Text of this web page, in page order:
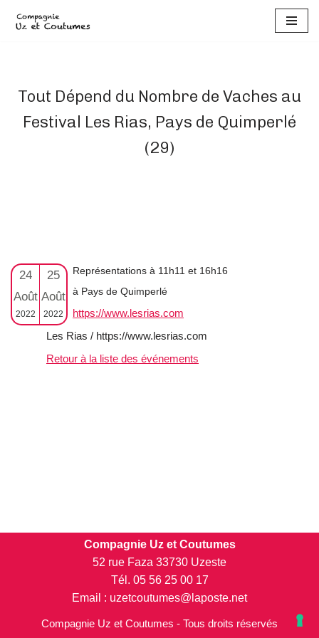
Tout Dépend du Nombre de Vaches au
Festival Les Rias, Pays de Quimperlé
(29)
24
Août
2022
25
Août
2022
Représentations à 11h11 et 16h16
à Pays de Quimperlé
https://www.lesrias.com
Les Rias / https://www.lesrias.com
Retour à la liste des événements
Compagnie Uz et Coutumes
52 rue Faza 33730 Uzeste
Tél. 05 56 25 00 17
Email : uzetcoutumes@laposte.net
Compagnie Uz et Coutumes - Tous droits réservés